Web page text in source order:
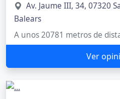
Av. Jaume III, 34, 07320
Balears
A unos 20781 metros de
Ver